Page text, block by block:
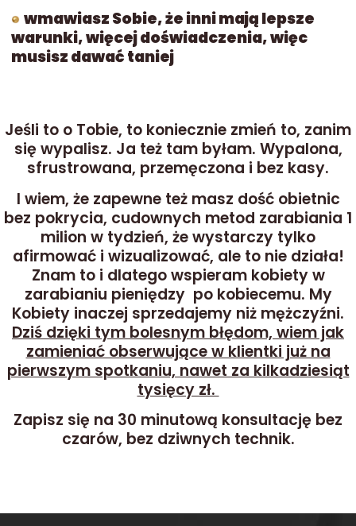
wmawiasz Sobie, że inni mają lepsze
warunki, więcej doświadczenia, więc
musisz dawać taniej
Jeśli to o Tobie, to koniecznie zmień to, zanim
się wypalisz. Ja też tam byłam. Wypalona,
sfrustrowana, przemęczona i bez kasy.
I wiem, że zapewne też masz dość obietnic
bez pokrycia, cudownych metod zarabiania 1
milion w tydzień, że wystarczy tylko
afirmować i wizualizować, ale to nie działa!
Znam to i dlatego wspieram kobiety w
zarabianiu pieniędzy po kobiecemu. My
Kobiety inaczej sprzedajemy niż mężczyźni.
Dziś dzięki tym bolesnym błędom, wiem jak
zamieniać obserwujące w klientki już na
pierwszym spotkaniu, nawet za kilkadziesiąt
tysięcy zł.
Zapisz się na 30 minutową konsultację bez
czarów, bez dziwnych technik.